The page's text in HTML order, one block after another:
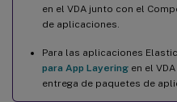
en el VDA junto con el
de aplicaciones.
Para las aplicaciones
para App Layering en el
entrega de paquetes de